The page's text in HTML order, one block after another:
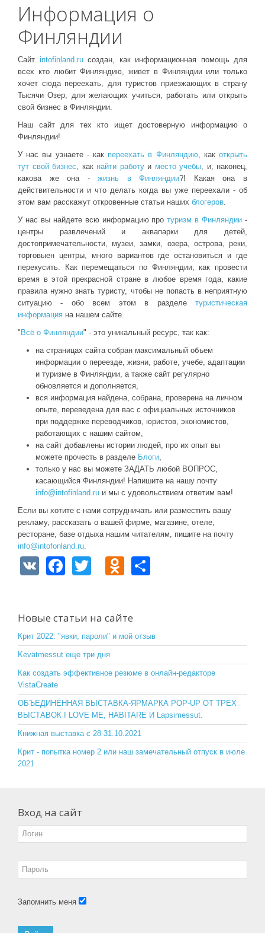
Информация о
Финляндии
Сайт intofinland.ruсоздан, как информационная помощь для
всех кто любит Финляндию, живет в Финляндии или только
хочет сюда переехать, для туристов приезжающих в страну
Тысячи Озер, для желающих учиться, работать или открыть
свой бизнес в Финляндии.
Наш сайт для тех кто ищет достоверную информацию о
Финляндии!
У нас вы узнаете - как переехать в Финляндию, какоткрыть
тут свой бизнес, как найти работуи место учебы, и, наконец,
какова же она -жизнь в Финляндии?! Какая она в
действительности и что делать когда вы уже переехали - об
этом вам расскажут откровенные статьи наших блогеров.
У нас вы найдете всю информацию протуризм в Финляндии -
центры развлечений и аквапарки для детей,
достопримечательности, музеи, замки, озера, острова, реки,
торговыен центры, много вариантов где остановиться и где
перекусить. Как перемещаться по Финляндии, как провести
время в этой прекрасной стране в любое время года, какие
правила нужно знать туристу, чтобы не попасть в неприятную
ситуацию - обо всем этом в разделе туристическая
информация на нашем сайте.
" Всё о Финляндии" - это уникальный ресурс, так как:
на страницах сайта собран максимальный объем
информации о переезде, жизни, работе, учебе, адаптации
и туризме в Финляндии, а также сайт регулярно
обновляется и дополняется,
вся информация найдена, собрана, проверена на личном
опыте, переведена для вас с официальных источников
при поддержке переводчиков, юристов, экономистов,
работающих с нашим сайтом,
на сайт добавлены истории людей, про их опыт вы
можете прочесть в разделе Блоги,
только у нас вы можете ЗАДАТЬ любой ВОПРОС,
касающийся Финляндии! Напишите на нашу почту
info@intofinland.ru и мы с удовольствием ответим вам!
Если вы хотите с нами сотрудничать или разместить вашу
рекламу, рассказать о вашей фирме, магазине, отеле,
ресторане, базе отдыха нашим читателям, пишите на почту
info@intofonland.ru.
V
F
e
b
o
o
k
er
O
o
kl
a
ss
ni
ki
Новые статьи на сайте
Крит 2022: "явки, пароли" и мой отзыв
Kevätmessut еще три дня
Как создать эффективное резюме в онлайн-редакторе
VistaCreate
ОБЪЕДИНЁННАЯ ВЫСТАВКА-ЯРМАРКА POP-UP ОТ ТРЕХ
ВЫСТАВОК I LOVE ME, HABITARE И Lapsimessut.
Книжная выставка с 28-31.10.2021
Крит - попытка номер 2 или наш замечательный отпуск в июле
2021
Вход на сайт
Запомнить меня